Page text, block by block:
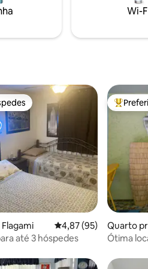
space
vindo!!!!
Wi-
4,87 de uma
4,87 (95)
até 3 hóspedes
Entre
Quarto
ana
Ótima